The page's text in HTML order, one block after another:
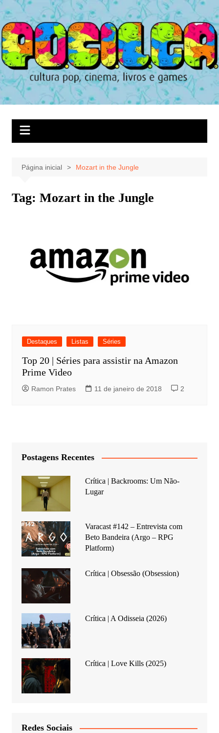
Ir
para
o
conteúdo
Página inicial Mozart in the Jungle
Tag: Mozart in the Jungle
Destaques Listas Séries
Top 20 | Séries para assistir na Amazon
Prime Video
Ramon Prates 11 de janeiro de 2018 2
Postagens Recentes
Crítica | Backrooms: Um Não-
Lugar
Varacast #142 – Entrevista com
Beto Bandeira (Argo – RPG
Platform)
Crítica | Obsessão (Obsession)
Crítica | A Odisseia (2026)
Crítica | Love Kills (2025)
Redes Sociais